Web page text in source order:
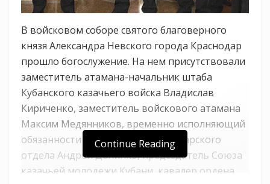
В войсковом соборе святого благоверного
князя Александра Невского города Краснодар
прошло богослужение. На нем присутствовали
заместитель атамана-начальник штаба
Кубанского казачьего войска Владислав
Кириченко, заместитель войскового атамана
Максим Медянников, временно исполняющий
обязанности атамана Екатеринодарского
отдела Андрей Долинко, председатель Союза
казачьей молодежи Кубани, кавалер ордена
Continue Reading